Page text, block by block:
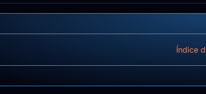
Índice